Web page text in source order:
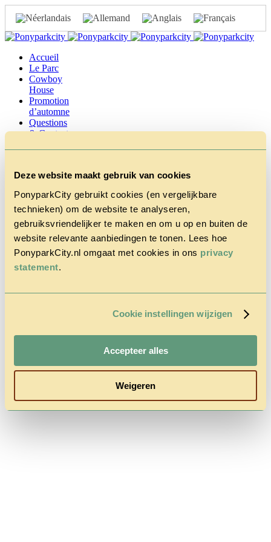
Deze website maakt gebruik van cookies
PonyparkCity gebruikt cookies (en vergelijkbare
technieken) om de website te analyseren,
gebruiksvriendelijker te maken en om u op en buiten de
website relevante aanbiedingen te tonen. Lees hoe
PonyparkCity.nl omgaat met cookies in ons privacy
statement.
Cookie instellingen wijzigen
Accepteer alles
Weigeren
Accueil
Le Parc
Cowboy
House
Promotion
d’automne
Questions
& Contact
PonyparkCity_Judith
avril 4, 2017 1:43 pm Publié paradmin
Follow us